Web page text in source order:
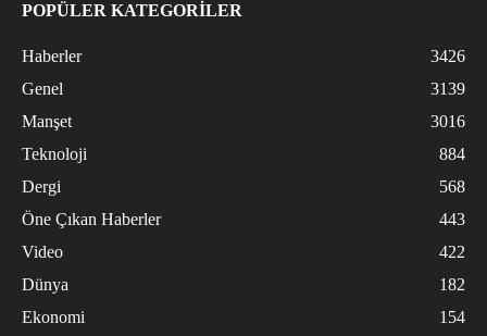
POPÜLER KATEGORİLER
Haberler
3426
Genel
3139
Manşet
3016
Teknoloji
884
Dergi
568
Öne Çıkan Haberler
443
Video
422
Dünya
182
Ekonomi
154